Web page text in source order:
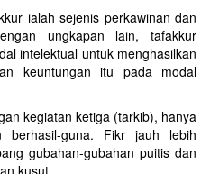
ialah sejenis perkawinan dan
ungkapan lain, tafakkur
intelektual untuk menghasilkan
keuntungan itu pada modal
kegiatan ketiga (tarkib), hanya
guna. Fikr jauh lebih
gubahan-gubahan puitis dan
kusut.